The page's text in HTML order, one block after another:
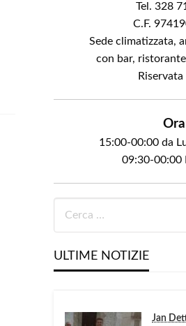
Tel. 328
C.F.
Sede climatizzata,
con bar,
Riservata
15:00-00:00 da
09:30-00:00
ULTIME NOTIZIE
Jan